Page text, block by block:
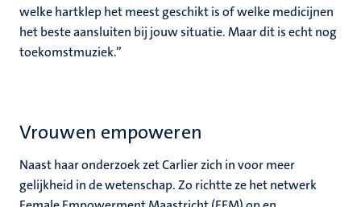
welke hartklep het meest geschikt is of welke medicijnen
het beste aansluiten bij jouw situatie. Maar dit is echt nog
toekomstmuziek.”
Vrouwen empoweren
Naast haar onderzoek zet Carlier zich in voor meer
gelijkheid in de wetenschap. Zo richtte ze het netwerk